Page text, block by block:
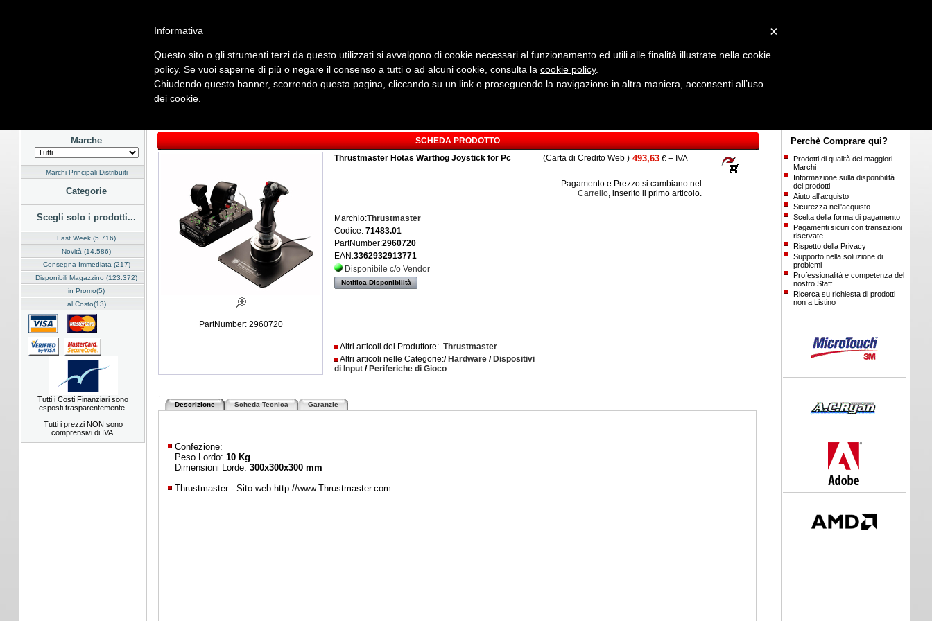
Dati Cliente Servizi Company
Cerca:
Fotografia Telefonia Audio Video Energia Sicurezza e Automazione Servizi
Robotica
Marche
Marchi Principali Distribuiti
Categorie
Scegli solo i prodotti...
Last Week (5.716)
Novità (14.586)
Consegna Immediata (217)
Disponibili Magazzino (123.372)
in Promo(5)
al Costo(13)
Tutti i Costi Finanziari sono
esposti trasparentemente.
Tutti i prezzi NON sono
comprensivi di IVA.
SCHEDA PRODOTTO
PartNumber: 2960720
Thrustmaster Hotas Warthog Joystick for Pc (Carta di Credito Web ) 493,63 € + IVA
Pagamento e Prezzo si cambiano nel
Carrello, inserito il primo articolo.
Marchio:Thrustmaster
Codice: 71483.01
PartNumber:2960720
EAN:3362932913771
Disponibile c/o Vendor
Notifica Disponibilità
Altri articoli del Produttore:Thrustmaster
Altri articoli nelle Categorie:/ Hardware / Dispositivi
di Input / Periferiche di Gioco
Descrizione Scheda Tecnica Garanzie
Confezione:
Peso Lordo: 10 Kg
Dimensioni Lorde: 300x300x300 mm
Thrustmaster - Sito web: http://www.Thrustmaster.com
Perchè Comprare qui?
Prodotti di qualità dei maggiori
Marchi
Informazione sulla disponibilità
dei prodotti
Aiuto all'acquisto
Sicurezza nell'acquisto
Scelta della forma di pagamento
Pagamenti sicuri con transazioni
riservate
Rispetto della Privacy
Supporto nella soluzione di
problemi
Professionalità e competenza del
nostro Staff
Ricerca su richiesta di prodotti
non a Listino
×
Informativa
Questo sito o gli strumenti terzi da questo utilizzati si avvalgono di cookie necessari al funzionamento ed utili alle finalità illustrate nella cookie
policy. Se vuoi saperne di più o negare il consenso a tutti o ad alcuni cookie, consulta la cookie policy.
Chiudendo questo banner, scorrendo questa pagina, cliccando su un link o proseguendo la navigazione in altra maniera, acconsenti all’uso
dei cookie.